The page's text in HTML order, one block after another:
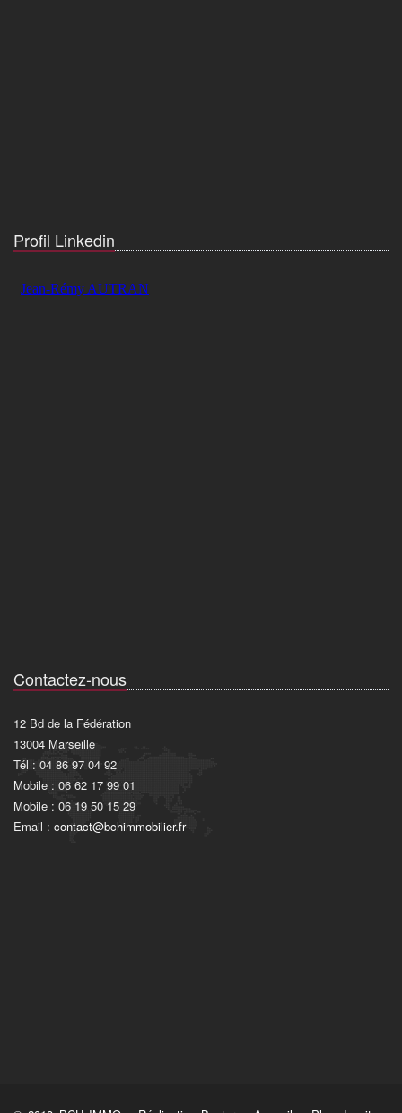
Profil Linkedin
Contactez-nous
12 Bd de la Fédération
13004 Marseille
Tél : 04 86 97 04 92
Mobile : 06 62 17 99 01
Mobile : 06 19 50 15 29
Email : contact@bchimmobilier.fr